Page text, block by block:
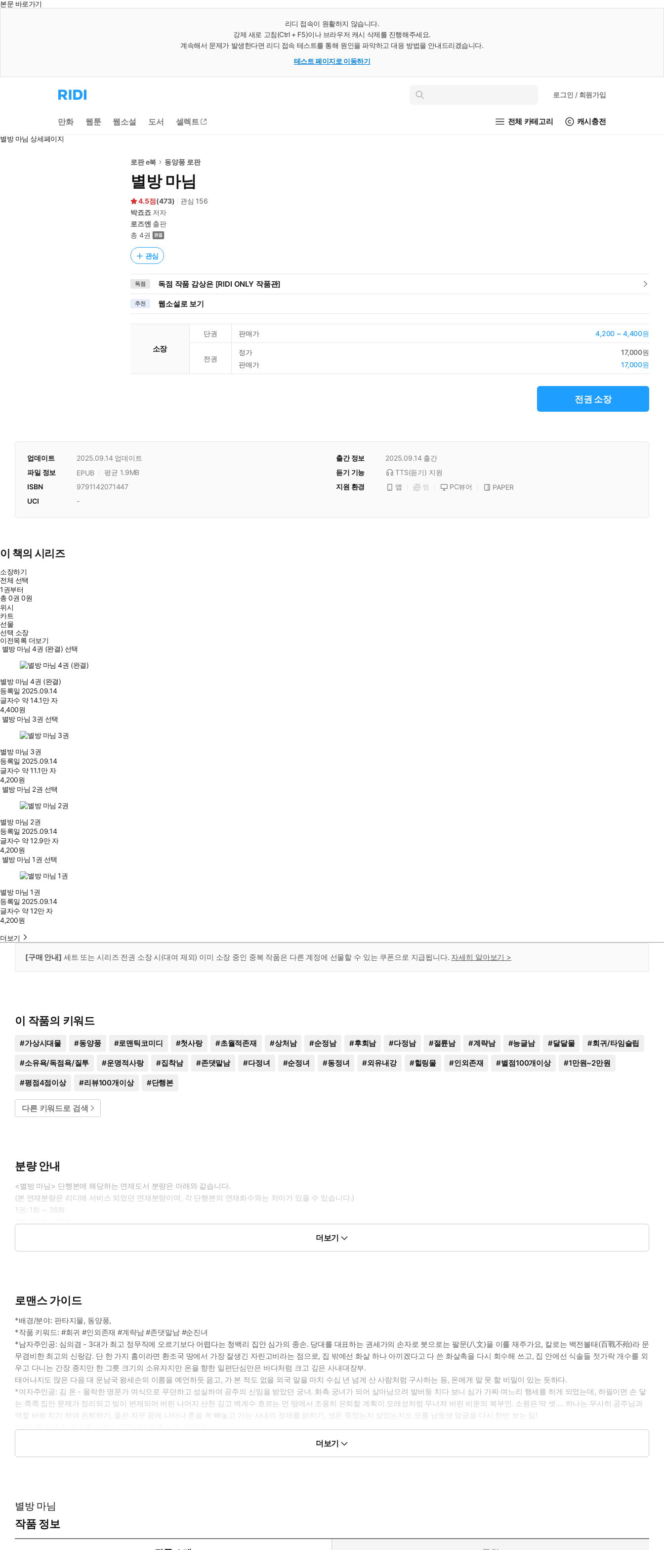
본문 바로가기
리디 접속이 원활하지 않습니다.
강제 새로 고침(Ctrl + F5)이나 브라우저 캐시 삭제를 진행해주세요.
계속해서 문제가 발생한다면 리디 접속 테스트를 통해 원인을 파악하고 대응 방법을 안내드리겠습니다.
테스트 페이지로 이동하기
리
디
으
로
동
인
로그인 / 회원가입
만화 웹툰 웹소설 도서 셀렉트 전체 카테고리 캐시충전
별방 마님 상세페이지
로판 e북 동양풍 로판
별방 마님
4.5 (473) 관심 156
박죠죠저자
로즈엔 출판
총 4권
관심
독점 독점 작품 감상은 [RIDI ONLY 작품관]
추천 웹소설로 보기
소장
단권 판매가 4,200 ~ 4,400원
전권
정가
17,000원
판매가
17,000원
전권 소장
업데이트 2025.09.14 업데이트 출간 정보 2025.09.14 출간
듣기 기능
TTS(듣기) 지원
파일 정보 EPUB
평균 1.9MB
지원 환경
앱 웹 PC뷰어 PAPER
ISBN
9791142071447
UCI
-
이 책의 시리즈
소장하기
전체 선택
1권부터
총0권 0원
위시
카트
선물
선택 소장
이전목록 더보기
별방 마님 4권 (완결) 선택
별방 마님 4권 (완결)
등록일 2025.09.14
글자수 약 14.1만 자
4,400원
별방 마님 3권 선택
별방 마님 3권
등록일 2025.09.14
글자수 약 11.1만 자
4,200원
별방 마님 2권 선택
별방 마님 2권
등록일 2025.09.14
글자수 약 12.9만 자
4,200원
별방 마님 1권 선택
별방 마님 1권
등록일 2025.09.14
글자수 약 12만 자
4,200원
더보기
[구매 안내] 세트 또는 시리즈 전권 소장 시(대여 제외) 이미 소장 중인 중복 작품은 다른 계정에 선물할 수 있는 쿠폰으로 지급됩니다. 자세히 알아보기 >
이 작품의 키워드
#가상시대물 #동양풍 #로맨틱코미디 #첫사랑 #초월적존재 #상처남 #순정남 #후회남 #다정남 #절륜남 #계략남 #능글남 #달달물 #회귀/타임슬립
#소유욕/독점욕/질투 #운명적사랑 #집착남 #존댓말남 #다정녀 #순정녀 #동정녀 #외유내강 #힐링물 #인외존재 #별점100개이상 #1만원~2만원
#평점4점이상 #리뷰100개이상 #단행본
다른 키워드로 검색
분량 안내
<별방 마님> 단행본에 해당하는 연재도서 분량은 아래와 같습니다.
(본 연재분량은 리디에 서비스 되었던 연재분량이며, 각 단행본의 연재화수와는 차이가 있을 수 있습니다.)
1권: 1화 ~ 36화
2권: 36화 ~ 75화
더보기
로맨스 가이드
*배경/분야: 판타지물, 동양풍,
*작품 키워드: #회귀 #인외존재 #계략남 #존댓말남 #순진녀
*남자주인공: 심의겸 - 3대가 최고 정무직에 오르기보다 어렵다는 청백리 집안 심가의 종손. 당대를 대표하는 권세가의 손자로 붓으로는 팔문(八文)을 이룰 재주가요, 칼로는 백전불태(百戰不殆)라 문
무겸비한 최고의 신랑감. 단 한 가지 흠이라면 환조국 땅에서 가장 잘생긴 자린고비라는 점으로, 집 밖에선 화살 하나 아끼겠다고 다 쓴 화살촉을 다시 회수해 쓰고, 집 안에선 식솔들 젓가락 개수를 외
우고 다니는 간장 종지만 한 그릇 크기의 소유자지만 온을 향한 일편단심만은 바다처럼 크고 깊은 사내대장부.
태어나지도 않은 다음 대 운남국 왕세손의 이름을 예언하듯 읊고, 가 본 적도 없을 외국 말을 마치 수십 년 넘게 산 사람처럼 구사하는 등, 온에게 말 못 할 비밀이 있는 듯하다.
*여자주인공: 김 온 - 몰락한 명문가 여식으로 무던하고 성실하여 공주의 신임을 받았던 궁녀. 화촉 궁녀가 되어 살아남으려 발버둥 치다 보니 심가 가짜 며느리 행세를 하게 되었는데, 하필이면 손 닿
는 족족 집안 문제가 정리되고 빚이 변제되어 버린 나머지 산천 깊고 벽계수 흐르는 먼 땅에서 조용히 은퇴할 계획이 모래성처럼 무너져 버린 비운의 복부인. 소원은 딱 셋…. 하나는 무사히 공주님과
역할 바꿔 치기 하여 은퇴하기, 둘은 자꾸 꿈에 나타나 혼을 쏙 빼놓고 가는 사내의 정체를 밝히기, 셋은 죽었는지 살았는지도 모를 남동생 얼굴을 다시 한번 보는 일!
*이럴 때 보세요: 회귀한 남주의 주접 대잔치를 보고 싶을 때
더보기
별방 마님
작품 정보